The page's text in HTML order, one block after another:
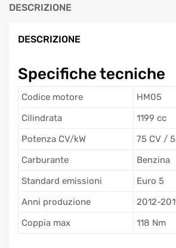
DESCRIZIONE
DESCRIZIONE
Specifiche tecniche
Codice motore
HM05
Cilindrata
1199 cc
Potenza CV/kW
75 CV /
Carburante
Benzina
Standard emissioni
Euro 5
Anni produzione
2012-
Coppia max
118 Nm